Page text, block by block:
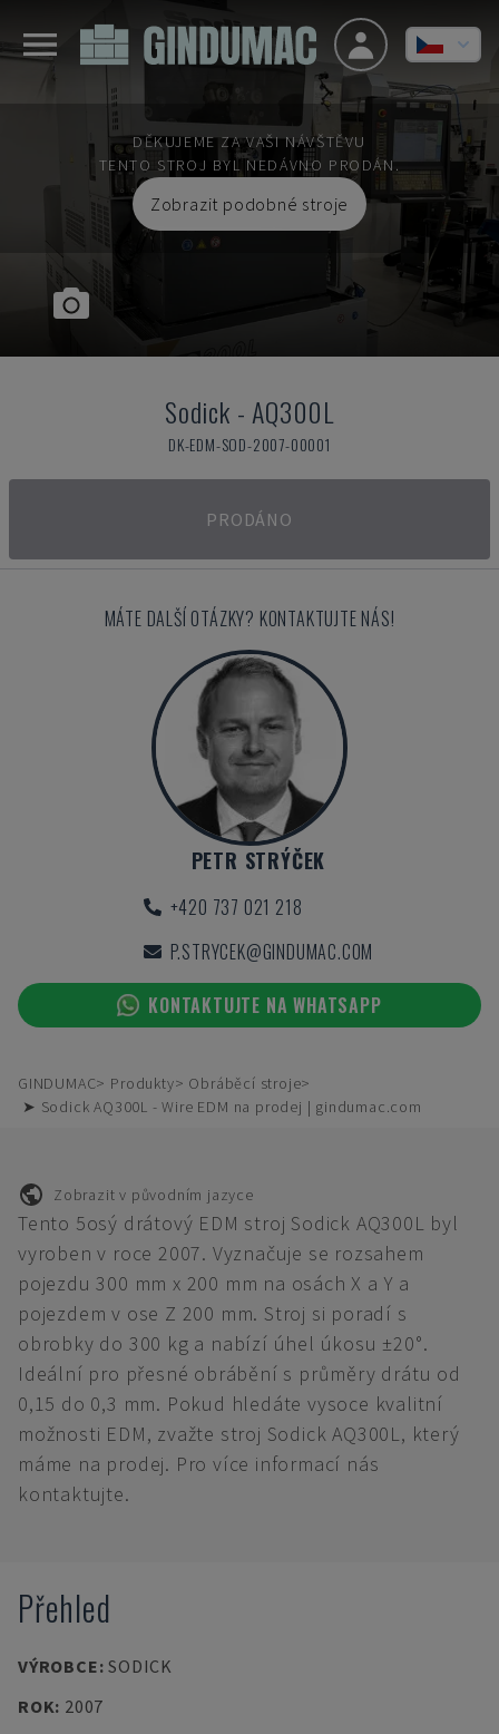
DĚKUJEME ZA VAŠI NÁVŠTĚVU
TENTO STROJ BYL NEDÁVNO PRODÁN.
Zobrazit podobné stroje
Sodick - AQ300L
DK-EDM-SOD-2007-00001
PRODÁNO
MÁTE DALŠÍ OTÁZKY? KONTAKTUJTE NÁS!
PETR STRÝČEK
+420 737 021 218
P.STRYCEK@GINDUMAC.COM
KONTAKTUJTE NA WHATSAPP
GINDUMAC Produkty
Obráběcí stroje
➤ Sodick AQ300L - Wire EDM na prodej | gindumac.com
Zobrazit v původním jazyce
Tento 5osý drátový EDM stroj Sodick AQ300L byl
vyroben v roce 2007. Vyznačuje se rozsahem
pojezdu 300 mm x 200 mm na osách X a Y a
pojezdem v ose Z 200 mm. Stroj si poradí s
obrobky do 300 kg a nabízí úhel úkosu ±20°.
Ideální pro přesné obrábění s průměry drátu od
0,15 do 0,3 mm. Pokud hledáte vysoce kvalitní
možnosti EDM, zvažte stroj Sodick AQ300L, který
máme na prodej. Pro více informací nás
kontaktujte.
Přehled
VÝROBCE:SODICK
ROK: 2007